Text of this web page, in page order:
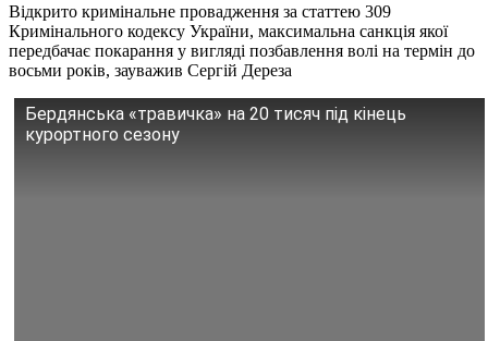
Відкрито кримінальне провадження за статтею 309
Кримінального кодексу України, максимальна санкція якої
передбачає покарання у вигляді позбавлення волі на термін до
восьми років, зауважив Сергій Дереза
Бердянська «травичка» на 20 тисяч під кінець
курортного сезону